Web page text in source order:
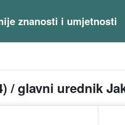
znanosti i umjetnosti
/ glavni urednik